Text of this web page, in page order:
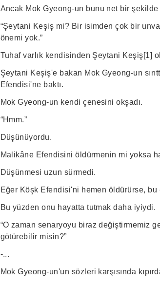
Ancak Mok Gyeong-un bunu net bir şekilde
“Şeytani Keşiş mi? Bir isimden çok bir
önemi yok.”
Tuhaf varlık kendisinden Şeytani Keşiş[1]
Şeytani Keşiş'e bakan Mok Gyeong-un
Efendisi'ne baktı.
Mok Gyeong-un kendi çenesini okşadı.
“Hmm.”
Düşünüyordu.
Malikâne Efendisini öldürmenin mi yoksa
Düşünmesi uzun sürmedi.
Eğer Köşk Efendisi'ni hemen öldürürse, bu
Bu yüzden onu hayatta tutmak daha iyiydi.
“O zaman senaryoyu biraz değiştirmemiz
götürebilir misin?”
-...
Mok Gyeong-un'un sözleri karşısında